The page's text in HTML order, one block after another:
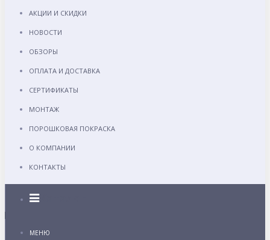
АКЦИИ И СКИДКИ
НОВОСТИ
ОБЗОРЫ
ОПЛАТА И ДОСТАВКА
СЕРТИФИКАТЫ
МОНТАЖ
ПОРОШКОВАЯ ПОКРАСКА
О КОМПАНИИ
КОНТАКТЫ
Каталог
МЕНЮ